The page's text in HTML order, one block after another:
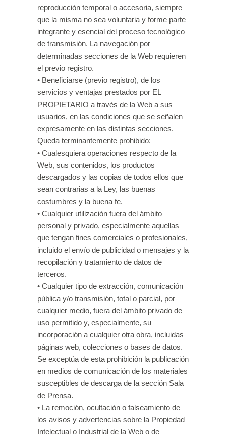
reproducción temporal o accesoria, siempre
que la misma no sea voluntaria y forme parte
integrante y esencial del proceso tecnológico
de transmisión. La navegación por
determinadas secciones de la Web requieren
el previo registro.
• Beneficiarse (previo registro), de los
servicios y ventajas prestados por EL
PROPIETARIO a través de la Web a sus
usuarios, en las condiciones que se señalen
expresamente en las distintas secciones.
Queda terminantemente prohibido:
• Cualesquiera operaciones respecto de la
Web, sus contenidos, los productos
descargados y las copias de todos ellos que
sean contrarias a la Ley, las buenas
costumbres y la buena fe.
• Cualquier utilización fuera del ámbito
personal y privado, especialmente aquellas
que tengan fines comerciales o profesionales,
incluido el envío de publicidad o mensajes y la
recopilación y tratamiento de datos de
terceros.
• Cualquier tipo de extracción, comunicación
pública y/o transmisión, total o parcial, por
cualquier medio, fuera del ámbito privado de
uso permitido y, especialmente, su
incorporación a cualquier otra obra, incluidas
páginas web, colecciones o bases de datos.
Se exceptúa de esta prohibición la publicación
en medios de comunicación de los materiales
susceptibles de descarga de la sección Sala
de Prensa.
• La remoción, ocultación o falseamiento de
los avisos y advertencias sobre la Propiedad
Intelectual o Industrial de la Web o de